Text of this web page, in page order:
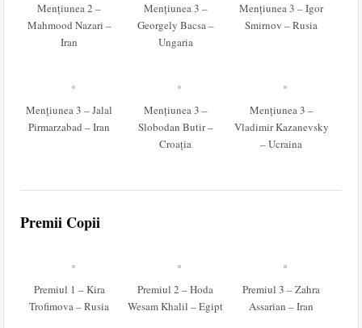
Mențiunea 2 –
Mahmood Nazari –
Iran
Mențiunea 3 –
Georgely Bacsa –
Ungaria
Mențiunea 3 – Igor
Smirnov – Rusia
Mențiunea 3 – Jalal
Pirmarzabad – Iran
Mențiunea 3 –
Slobodan Butir –
Croația
Mențiunea 3 –
Vladimir Kazanevsky
– Ucraina
Premii Copii
Premiul 1 – Kira
Trofimova – Rusia
Premiul 2 – Hoda
Wesam Khalil – Egipt
Premiul 3 – Zahra
Assarian – Iran